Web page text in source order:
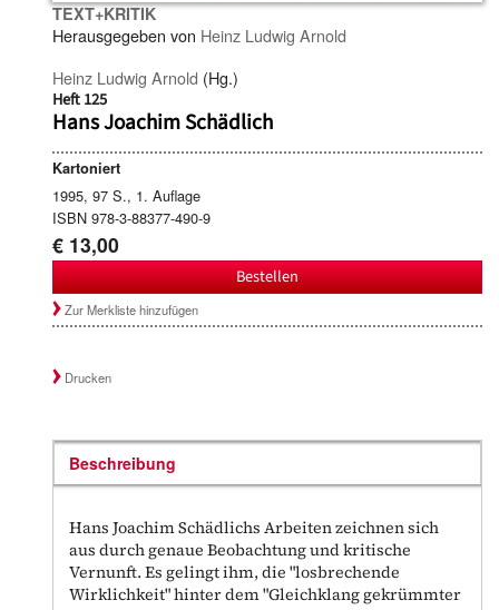
TEXT+KRITIK
Herausgegeben von Heinz Ludwig Arnold
Heinz Ludwig Arnold (Hg.)
Heft 125
Hans Joachim Schädlich
Kartoniert
1995, 97 S., 1. Auflage
ISBN 978-3-88377-490-9
€ 13,00
Bestellen
Zur Merkliste hinzufügen
Drucken
Beschreibung
Hans Joachim Schädlichs Arbeiten zeichnen sich
aus durch genaue Beobachtung und kritische
Vernunft. Es gelingt ihm, die "losbrechende
Wirklichkeit" hinter dem "Gleichklang gekrümmter